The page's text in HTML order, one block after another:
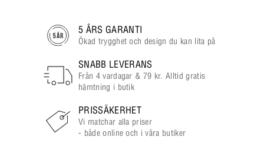
5 ÅRS GARANTI
Ökad trygghet och design du kan lita på
SNABB LEVERANS
Från 4 vardagar & 79 kr. Alltid gratis
hämtning i butik
PRISSÄKERHET
Vi matchar alla priser
- både online och i våra butiker